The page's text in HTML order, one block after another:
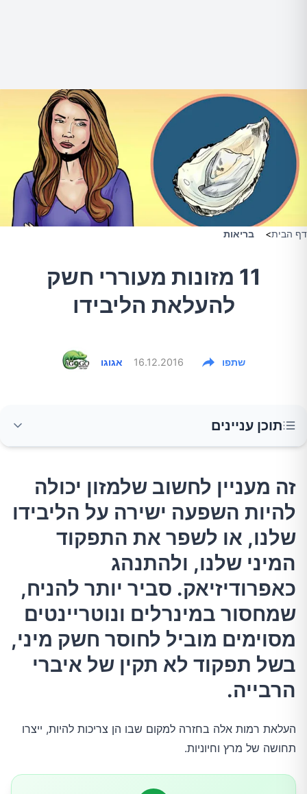
דף הבית> בריאות
11 מזונות מעוררי חשק
להעלאת הליבידו
אגוגו 16.12.2016 שתפו
תוכן עניינים
ישירה על הליבידו שלנו, או לשפר את התפקוד
המיני שלנו, ולהתנהג כאפרודיזיאק. סביר יותר
להניח, שמחסור במינרלים ונוטריינטים מסוימים
מוביל לחוסר חשק מיני, בשל תפקוד לא תקין של
איברי הרבייה.
1.צדפות
2.שוקולד
3.אבטיח
4.אבוקדו
5.תאנים
זה מעניין לחשוב שלמזון יכולה
להיות השפעה ישירה על הליבידו
שלנו, או לשפר את התפקוד
המיני שלנו, ולהתנהג
כאפרודיזיאק. סביר יותר להניח,
שמחסור במינרלים ונוטריינטים
מסוימים מוביל לחוסר חשק מיני,
בשל תפקוד לא תקין של איברי
הרבייה.
העלאת רמות אלה בחזרה למקום שבו הן צריכות להיות, ייצרו
תחושה של מרץ וחיוניות.